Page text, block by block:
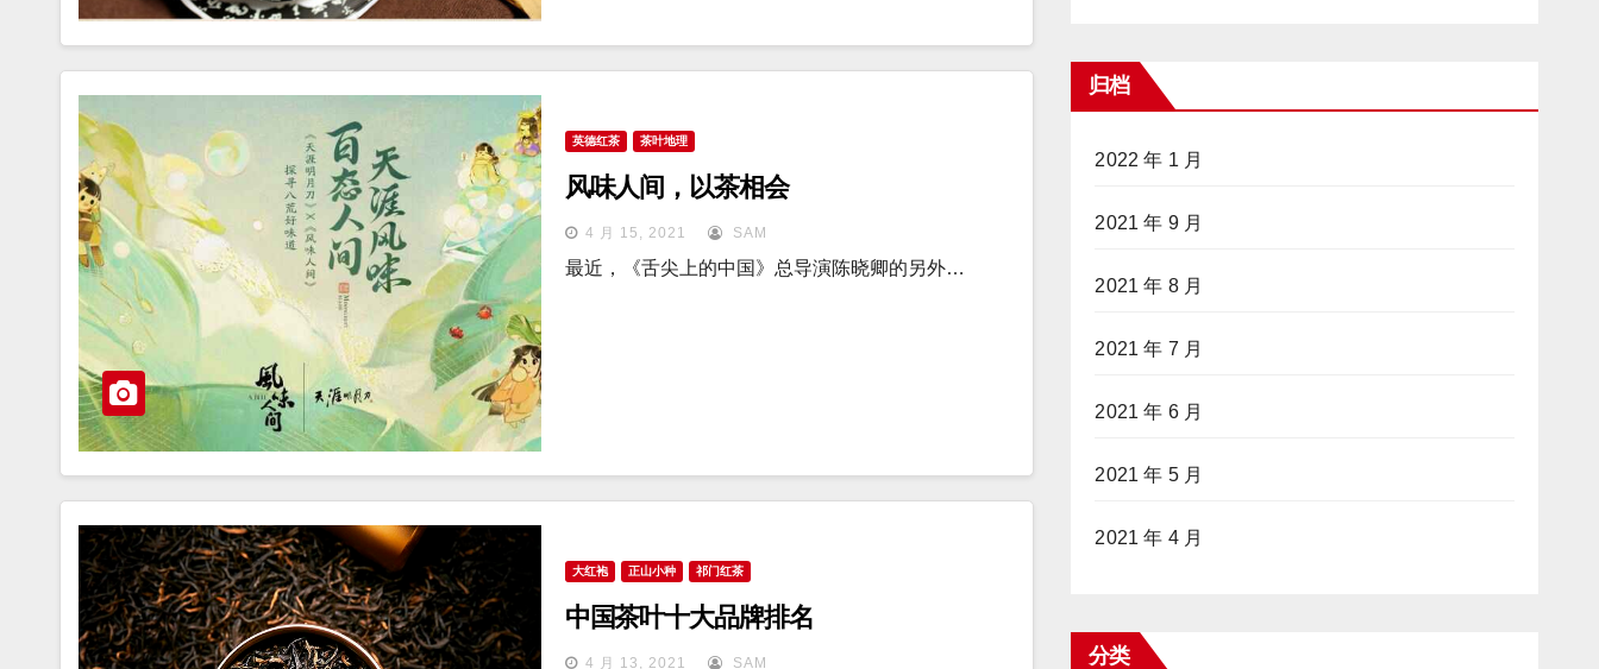
英德红茶 茶叶地理
风味人间，以茶相会
4 月 15, 2021 SAM
最近，《舌尖上的中国》总导演陈晓卿的另外…
大红袍 正山小种 祁门红茶
中国茶叶十大品牌排名
4 月 13, 2021 SAM
归档
2022 年 1 月
2021 年 9 月
2021 年 8 月
2021 年 7 月
2021 年 6 月
2021 年 5 月
2021 年 4 月
分类